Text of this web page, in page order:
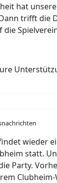
hat
trifft die
die
wieder
statt.
Party.